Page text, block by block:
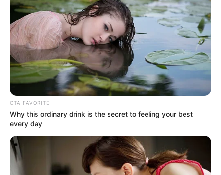
21 November1984 Semarang,Jawa Tengah,Indonesia
Umur:
41 Tahun
Profesi:
Aktris,Model
Ajeng Kartika adalah seorang aktris yang berasal dari Semarang,
Jawa Tengah.
Ia dikenal lewat sinetron Cintra Fitriyang tayang pada tahun
CTA FAVORITE
Why this ordinary drink is the secret to feeling your best
every day